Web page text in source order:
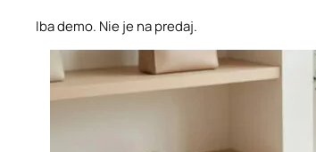
Iba demo. Nie je na predaj.